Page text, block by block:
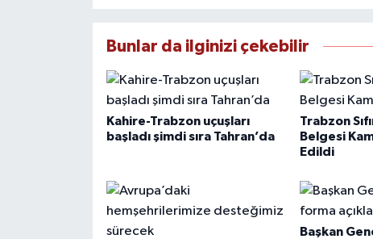
Bunlar da ilginizi çekebilir
Kahire-Trabzon uçuşları
başladı şimdi sıra Tahran’da
Trabzon
Belgesi
Edildi
Başkan